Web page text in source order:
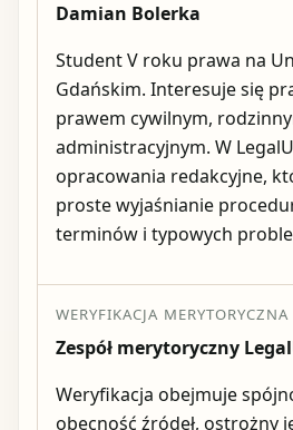
Damian Bolerka
Student V roku prawa na
Gdańskim. Interesuje się
prawem cywilnym,
administracyjnym. W
opracowania redakcyjne,
proste wyjaśnianie
terminów i typowych
WERYFIKACJA MERYTORYCZNA
Zespół merytoryczny
Weryfikacja obejmuje
obecność źródeł, ostrożny